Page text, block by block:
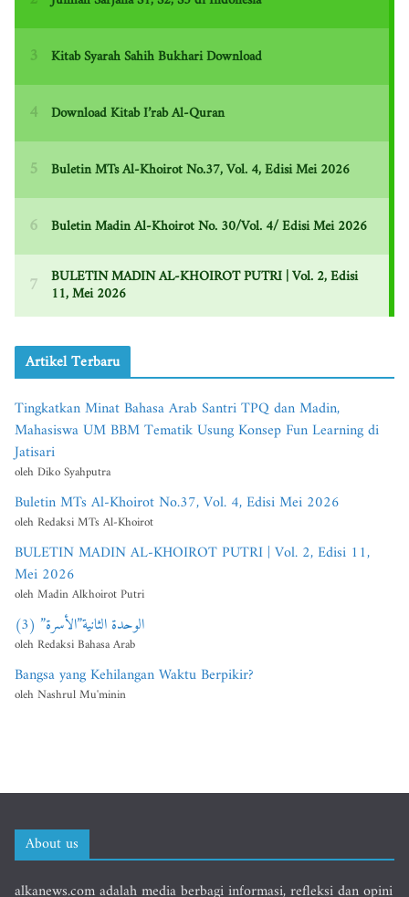
Artikel Terbaru
Tingkatkan Minat Bahasa Arab Santri TPQ dan Madin,
Mahasiswa UM BBM Tematik Usung Konsep Fun Learning di
Jatisari
oleh Diko Syahputra
Buletin MTs Al-Khoirot No.37, Vol. 4, Edisi Mei 2026
oleh Redaksi MTs Al-Khoirot
BULETIN MADIN AL-KHOIROT PUTRI | Vol. 2, Edisi 11,
Mei 2026
oleh Madin Alkhoirot Putri
الوحدة الثانية”الأسرة” (3)
oleh Redaksi Bahasa Arab
Bangsa yang Kehilangan Waktu Berpikir?
oleh Nashrul Mu'minin
About us
alkanews.com adalah media berbagi informasi, refleksi dan opini